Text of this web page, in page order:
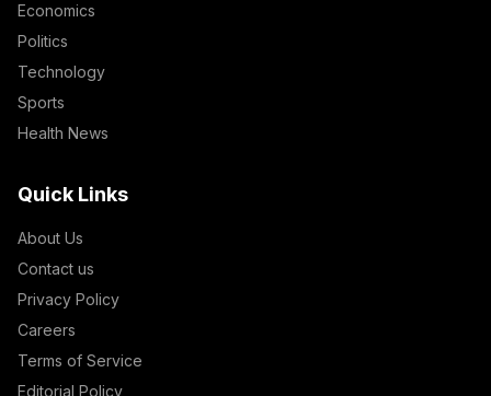
Economics
Politics
Technology
Sports
Health News
Quick Links
About Us
Contact us
Privacy Policy
Careers
Terms of Service
Editorial Policy